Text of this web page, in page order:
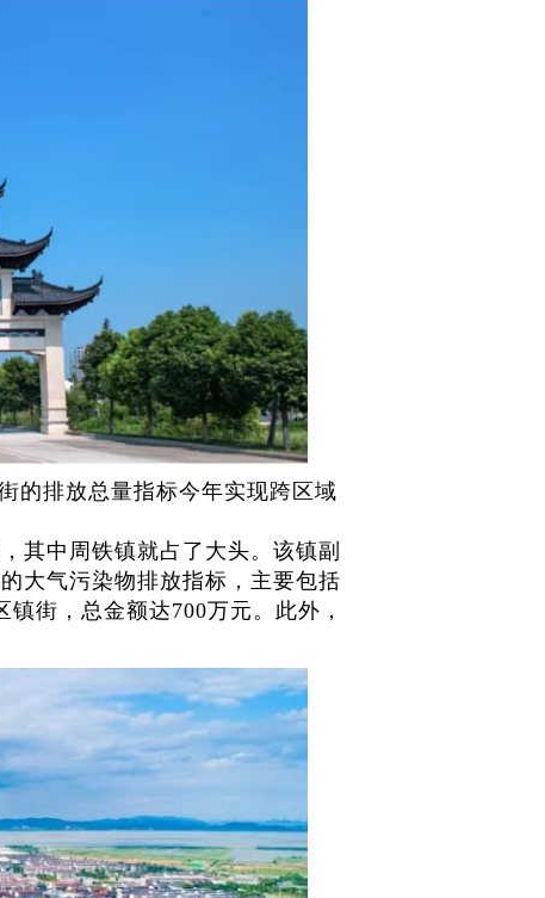
的排放总量指标今年实现跨区域
其中周铁镇就占了大头。该镇副
大气污染物排放指标，主要包括
街，总金额达700万元。此外，